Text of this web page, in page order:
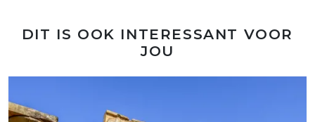
DIT IS OOK INTERESSANT VOOR
JOU